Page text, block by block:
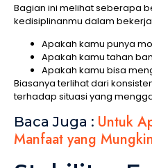
Bagian ini melihat seberapa
kedisiplinanmu dalam
Apakah kamu punya
Apakah kamu tahan
Apakah kamu bisa
Biasanya terlihat dari
terhadap situasi yang
Baca Juga : Untuk
Manfaat yang